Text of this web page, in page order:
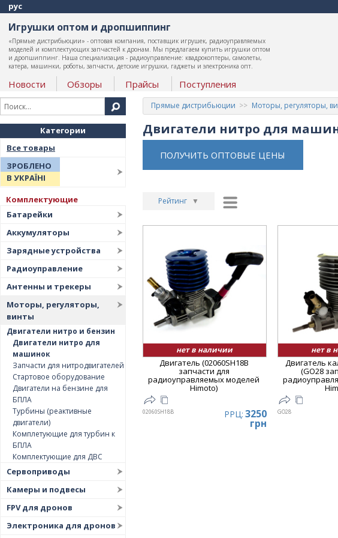
рус
Игрушки оптом и дропшиппинг
«Прямые дистрибьюции» - оптовая компания, поставщик игрушек, радиоуправляемых
моделей и комплектующих запчастей к дронам. Мы предлагаем купить игрушки оптом
и дропшиппинг. Наша специализация - радиоуправление: квадрокоптеры, самолеты,
катера, машинки, роботы, запчасти, детские игрушки, гаджеты и электроника опт.
Новости Обзоры Прайсы Поступления
Категории
Все товары
ЗРОБЛЕНО
В УКРАЇНІ
Комплектующие
Батарейки
Аккумуляторы
Зарядные устройства
Радиоуправление
Антенны и трекеры
Моторы, регуляторы,
винты
Двигатели нитро и бензин
Двигатели нитро для
машинок
Запчасти для нитродвигателей
Стартовое оборудование
Двигатели на бензине для
БПЛА
Турбины (реактивные
двигатели)
Комплетующие для турбин к
БПЛА
Комплектующие для ДВС
Сервоприводы
Камеры и подвесы
FPV для дронов
Электроника для дронов
Прямые дистрибьюции Моторы, регуляторы,
Двигатели нитро для
ПОЛУЧИТЬ ОПТОВЫЕ ЦЕНЫ
Рейтинг ▼
Дата ▼
Цена ▲
Цена ▼
нет в наличии
Двигатель (02060SH18B
запчасти для
радиоуправляемых моделей
Himoto)
02060SH18B РРЦ: 3250
грн
нет в
Двигатель
(GO28
GO28